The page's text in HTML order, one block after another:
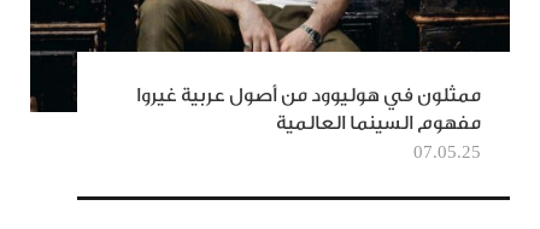
ممثلون في هوليوود من أصول عربية غيروا
مفهوم السينما العالمية
07.05.25